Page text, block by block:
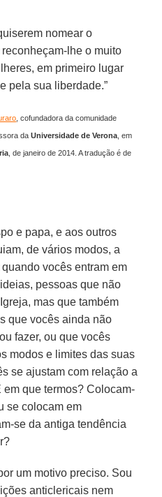
nomear o
lhe o muito
em primeiro lugar
pela sua liberdade.”
, cofundadora da comunidade
daUniversidade de Verona , em
, de janeiro de 2014. A tradução é de
e papa, e aos outros
de vários modos, a
vocês entram em
pessoas que não
mas que também
que vocês ainda não
fazer, ou que vocês
modos e limites das suas
se ajustam com relação a
que termos? Colocam-
se colocam em
se da antiga tendência
um motivo preciso. Sou
anticlericais nem